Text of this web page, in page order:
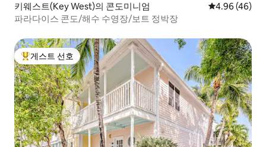
키웨스트(Key West)의 콘도미니엄 평점 4.96점(5
4.96 (46)
파라다이스 콘도/해수 수영장/보트 정박장
상위 게스트 선호
게스트 선호